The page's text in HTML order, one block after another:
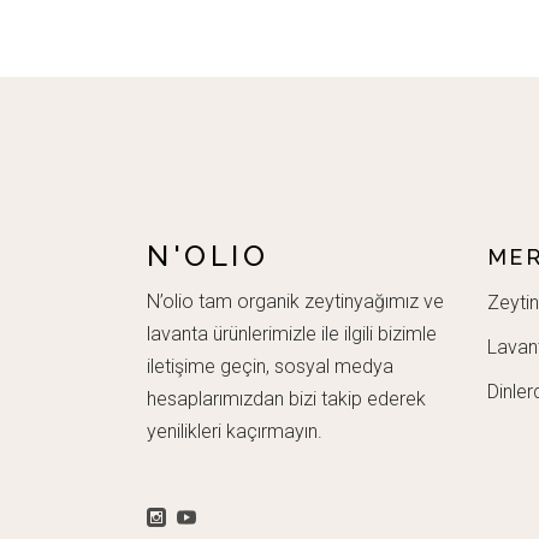
N'OLIO
N’olio tam organik zeytinyağımız ve
lavanta ürünlerimizle ile ilgili bizimle
iletişime geçin, sosyal medya
hesaplarımızdan bizi takip ederek
yenilikleri kaçırmayın.